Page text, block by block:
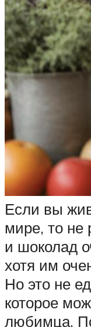
Если вы
мире, то не
и шоколад
хотя им
Но это не
которое
любимца.